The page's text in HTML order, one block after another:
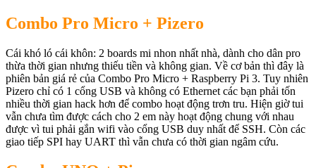
Combo Pro Micro + Pizero
Cái khó ló cái khôn: 2 boards mi nhon nhất nhà, dành cho dân pro
thừa thời gian nhưng thiếu tiền và không gian. Về cơ bản thì đây là
phiên bản giá rẻ của Combo Pro Micro + Raspberry Pi 3. Tuy nhiên
Pizero chỉ có 1 cổng USB và không có Ethernet các bạn phải tốn
nhiều thời gian hack hơn để combo hoạt động trơn tru. Hiện giờ tui
vẫn chưa tìm được cách cho 2 em này hoạt động chung với nhau
được vì tui phải gắn wifi vào cổng USB duy nhất để SSH. Còn các
giao tiếp SPI hay UART thì vẫn chưa có thời gian ngâm cứu.